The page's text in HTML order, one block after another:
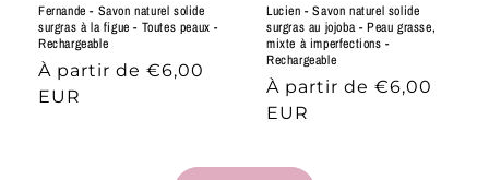
Fernande - Savon naturel solide
surgras à la figue - Toutes peaux -
Rechargeable
Prix
habituel
À partir de €6,00
EUR
Lucien - Savon naturel solide
surgras au jojoba - Peau grasse,
mixte à imperfections -
Rechargeable
Prix
habituel
À partir de €6,00
EUR